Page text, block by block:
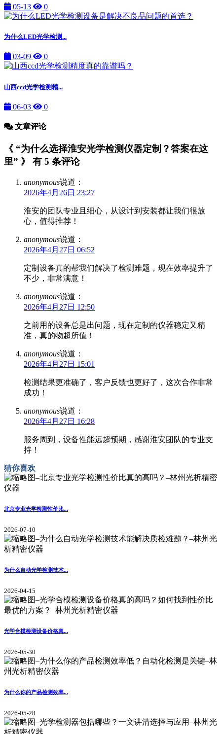
05-13 0
为什么LED光学检测...
03-09 0
山西ccd光学检测精...
06-03 0
文章评论
《 “为什么选择淮安光学检测仪器定制？答案在这
里” 》 有 5 条评论
anonymous说道：
2026年4月26日 23:27
淮安的团队专业且细心，从设计到安装都让我们很放
心，值得推荐！
anonymous说道：
2026年4月27日 06:52
定制设备真的帮我们解决了检测难题，现在效率提升了
不少，非常满意！
anonymous说道：
2026年4月27日 12:50
之前用的设备总是出问题，现在定制的仪器稳定又精
准，真的物超所值！
anonymous说道：
2026年4月27日 15:01
检测结果更准确了，客户反馈也更好了，这次合作非常
成功！
anonymous说道：
2026年4月27日 16:28
服务周到，设备性能远超预期，感谢淮安团队的专业支
持！
猜你喜欢
北京专业光学检测性价比...
2026-07-10
为什么自动光学检测技术...
2026-04-15
光学合模检测设备价格真...
2026-05-30
为什么你的产品检测效率...
2026-05-28